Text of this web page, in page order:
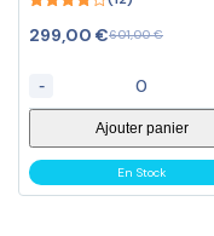
out of 5
601,00€
299,00 €
-
Ajouter panier
En Stock